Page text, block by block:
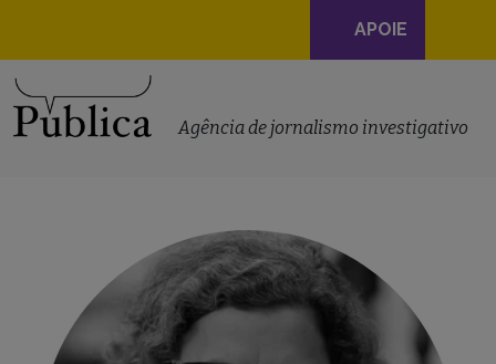
Navegação
principal
APOIE
Agência de jornalismo investigativo